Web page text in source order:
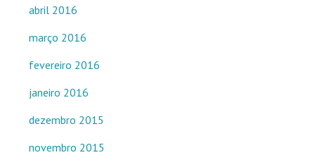
abril 2016
março 2016
fevereiro 2016
janeiro 2016
dezembro 2015
novembro 2015